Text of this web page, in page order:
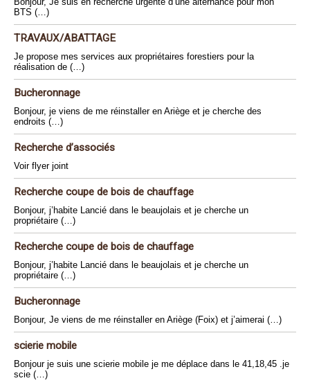
BTS (…)
TRAVAUX/ABATTAGE
Je propose mes services aux propriétaires forestiers pour la
réalisation de (…)
Bucheronnage
Bonjour, je viens de me réinstaller en Ariège et je cherche des
endroits (…)
Recherche d’associés
Voir flyer joint
Recherche coupe de bois de chauffage
Bonjour, j’habite Lancié dans le beaujolais et je cherche un
propriétaire (…)
Recherche coupe de bois de chauffage
Bonjour, j’habite Lancié dans le beaujolais et je cherche un
propriétaire (…)
Bucheronnage
Bonjour, Je viens de me réinstaller en Ariège (Foix) et j’aimerai (…)
scierie mobile
Bonjour je suis une scierie mobile je me déplace dans le 41,18,45 .je
scie (…)